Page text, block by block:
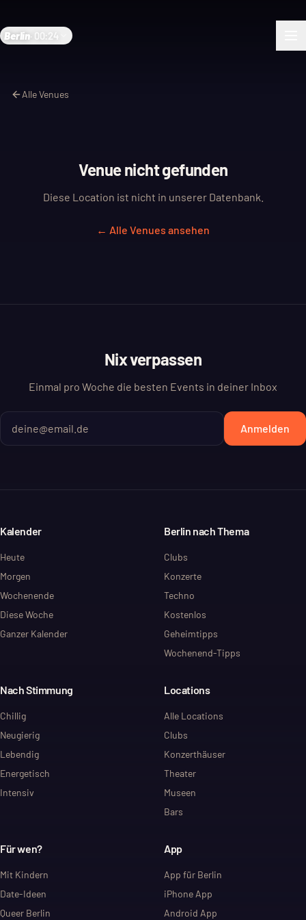
Berlin 00:24
Alle Venues
Venue nicht gefunden
Diese Location ist nicht in unserer Datenbank.
← Alle Venues ansehen
Nix verpassen
Einmal pro Woche die besten Events in deiner Inbox
Anmelden
Kalender
Heute
Morgen
Wochenende
Diese Woche
Ganzer Kalender
Berlin nach Thema
Clubs
Konzerte
Techno
Kostenlos
Geheimtipps
Wochenend-Tipps
Nach Stimmung
Chillig
Neugierig
Lebendig
Energetisch
Intensiv
Locations
Alle Locations
Clubs
Konzerthäuser
Theater
Museen
Bars
Für wen?
Mit Kindern
Date-Ideen
Queer Berlin
App
App für Berlin
iPhone App
Android App